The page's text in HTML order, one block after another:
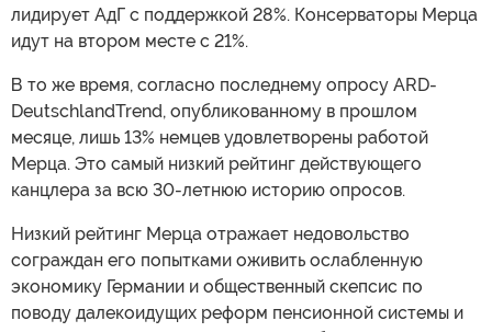
лидирует АдГ с поддержкой 28%. Консерваторы Мерца
идут на втором месте с 21%.
В то же время, согласно последнему опросу ARD-
DeutschlandTrend, опубликованному в прошлом
месяце, лишь 13% немцев удовлетворены работой
Мерца. Это самый низкий рейтинг действующего
канцлера за всю 30-летнюю историю опросов.
Низкий рейтинг Мерца отражает недовольство
сограждан его попытками оживить ослабленную
экономику Германии и общественный скепсис по
поводу далекоидущих реформ пенсионной системы и